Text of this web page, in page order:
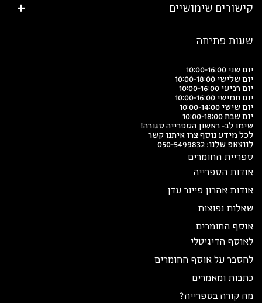
קישורים שימושיים
שעות פתיחה
יום שני 10:00-16:00
יום שלישי 10:00-18:00
יום רביעי 10:00-16:00
יום חמישי 10:00-16:00
יום שישי 10:00-14:00
יום שבת 10:00-18:00
שימו לב- ראשון הספרייה סגורה!
לכל מידע נוסף צרו איתנו קשר
לווצאפ שלנו: 050-5499832
ספריית החומרים
אודות הספרייה
אודות אהרון פיינר עדן
שאלות נפוצות
אוסף החומרים
לאוסף הדיגיטלי
להסבר על אוסף החומרים
כתבות ומאמרים
מה קורה בספרייה?